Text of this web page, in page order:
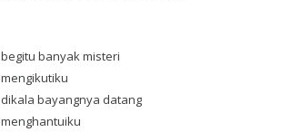
begitu banyak misteri
mengikutiku
dikala bayangnya datang
menghantuiku